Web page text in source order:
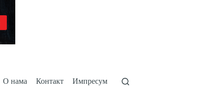
О нама Контакт Импресум